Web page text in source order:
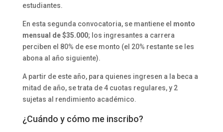
estudiantes.
En esta segunda convocatoria, se mantiene el monto
mensual de $35.000; los ingresantes a carrera
perciben el 80% de ese monto (el 20% restante se les
abona al año siguiente).
A partir de este año, para quienes ingresen a la beca a
mitad de año, se trata de 4 cuotas regulares, y 2
sujetas al rendimiento académico.
¿Cuándo y cómo me inscribo?